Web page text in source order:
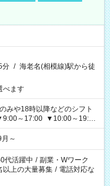
分 / 海老名(相模線)駅から徒
べます
みや18時以降などのシフト
～17:00 ▼10:00～19:00
～
代活躍中 / 副業・Wワーク
以上の大量募集 / 電話対応な